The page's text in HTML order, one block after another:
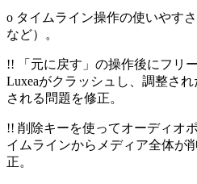
o タイムライン操作の使いやす
など）。
!! 「元に戻す」の操作後にフリ
Luxeaがクラッシュし、調整さ
される問題を修正。
!! 削除キーを使ってオーディオ
イムラインからメディア全体が
正。